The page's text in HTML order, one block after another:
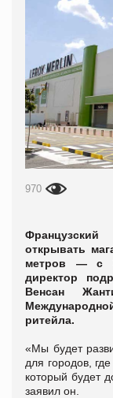
970
открывать
метров — с
директор
Венсан
ритейла.
«Мы будет
для городов,
который будет
заявил он.